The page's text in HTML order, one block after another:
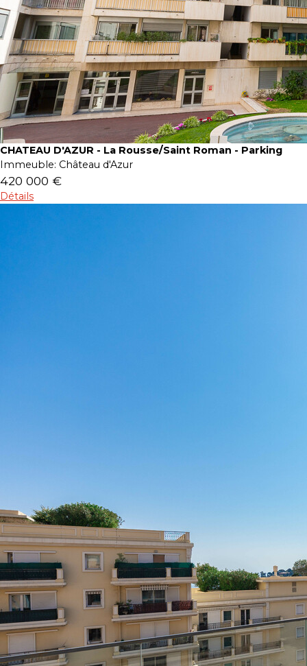
CHATEAU D'AZUR - La Rousse/Saint Roman - Parking
Immeuble: Château d'Azur
420 000 €
Détails